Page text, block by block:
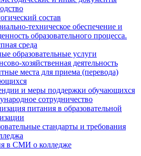
состав
техническое обеспечение и
образовательного процесса.
среда
образовательные услуги
хозяйственная деятельность
места для приема (перевода)
и меры поддержки обучающихся
сотрудничество
питания в образовательной
стандарты и требования
в СМИ о колледже